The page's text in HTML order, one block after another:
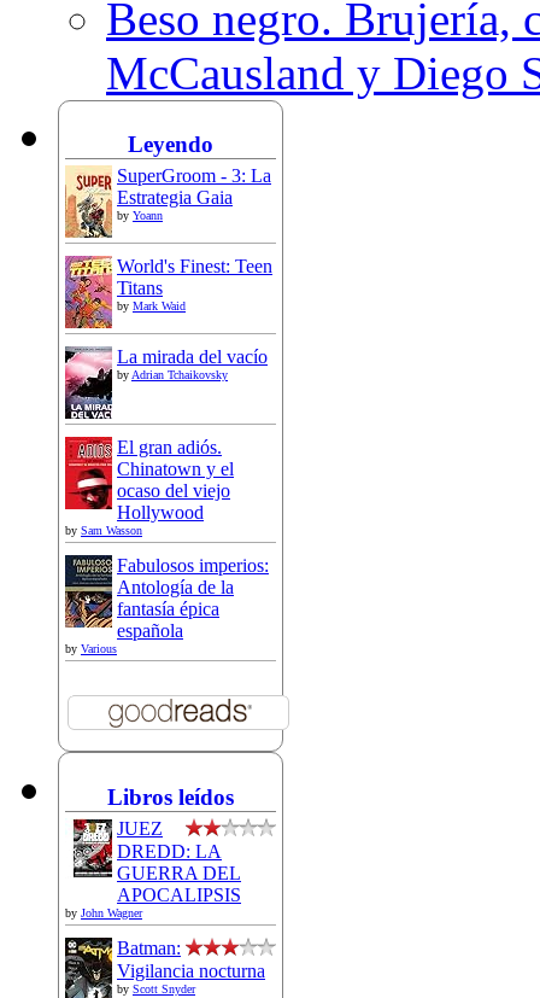
Beso negro. Brujería,
McCausland y Diego
Leyendo
SuperGroom - 3: La
Estrategia Gaia
by Yoann
World's Finest: Teen
Titans
by Mark Waid
La mirada del vacío
byAdrian Tchaikovsky
El gran adiós.
Chinatown y el
ocaso del viejo
Hollywood
by Sam Wasson
Fabulosos imperios:
Antología de la
fantasía épica
española
by Various
Libros leídos
JUEZ
DREDD: LA
GUERRA DEL
APOCALIPSIS
by John Wagner
Batman:
Vigilancia nocturna
by Scott Snyder